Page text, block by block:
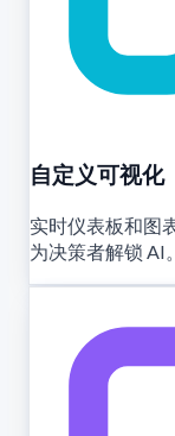
自定义可视化
实时仪表板和图
为决策者解锁 AI。